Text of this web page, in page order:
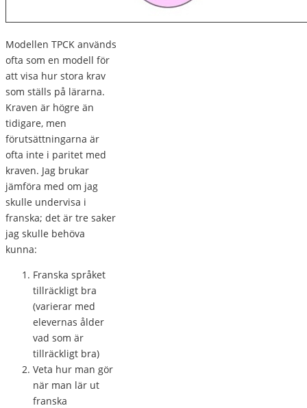
Modellen TPCK används
ofta som en modell för
att visa hur stora krav
som ställs på lärarna.
Kraven är högre än
tidigare, men
förutsättningarna är
ofta inte i paritet med
kraven. Jag brukar
jämföra med om jag
skulle undervisa i
franska; det är tre saker
jag skulle behöva
kunna:
Franska språket
tillräckligt bra
(varierar med
elevernas ålder
vad som är
tillräckligt bra)
Veta hur man gör
när man lär ut
franska